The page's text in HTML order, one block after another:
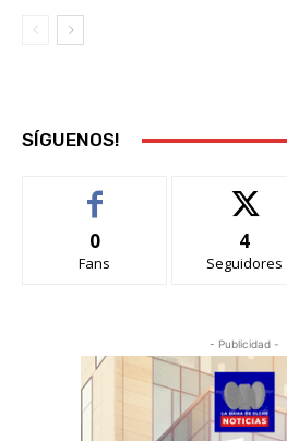
SÍGUENOS!
0
Fans
4
Seguidores
- Publicidad -